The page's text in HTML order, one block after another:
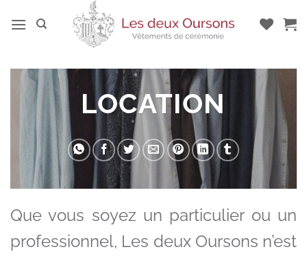
au
LOCATION
Que vous soyez un particulier ou un
professionnel, Les deux Oursons n’est